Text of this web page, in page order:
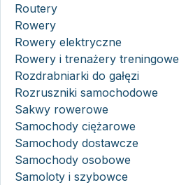
Routery
Rowery
Rowery elektryczne
Rowery i trenażery treningowe
Rozdrabniarki do gałęzi
Rozruszniki samochodowe
Sakwy rowerowe
Samochody ciężarowe
Samochody dostawcze
Samochody osobowe
Samoloty i szybowce